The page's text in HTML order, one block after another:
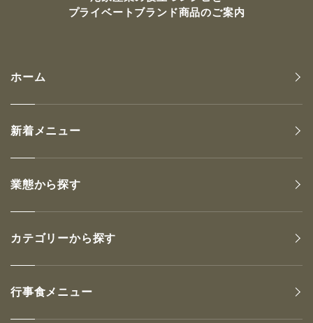
プライベートブランド商品のご案内
ホーム
新着メニュー
業態から探す
カテゴリーから探す
行事食メニュー